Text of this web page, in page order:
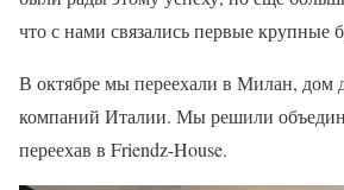
что с нами связались первые крупные
В октябре мы переехали в Милан, дом
компаний Италии. Мы решили
переехав в Friendz-House.